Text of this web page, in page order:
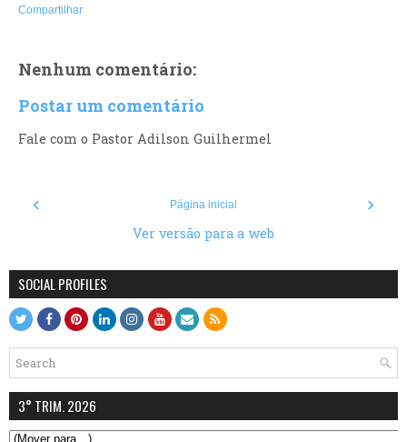
Compartilhar
Nenhum comentário:
Postar um comentário
Fale com o Pastor Adilson Guilhermel
‹ ›
Página inicial
Ver versão para a web
SOCIAL PROFILES
3° TRIM. 2026